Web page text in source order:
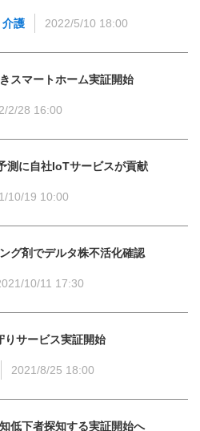
介護 2022/5/10 18:00
スマートホーム実証開始
2/28 16:00
測に自社IoTサービスが貢献
10/19 10:00
グ剤でデルタ株不活化確認
10/11 17:30
サービス実証開始
2021/8/25 18:00
低下者探知する実証開始へ